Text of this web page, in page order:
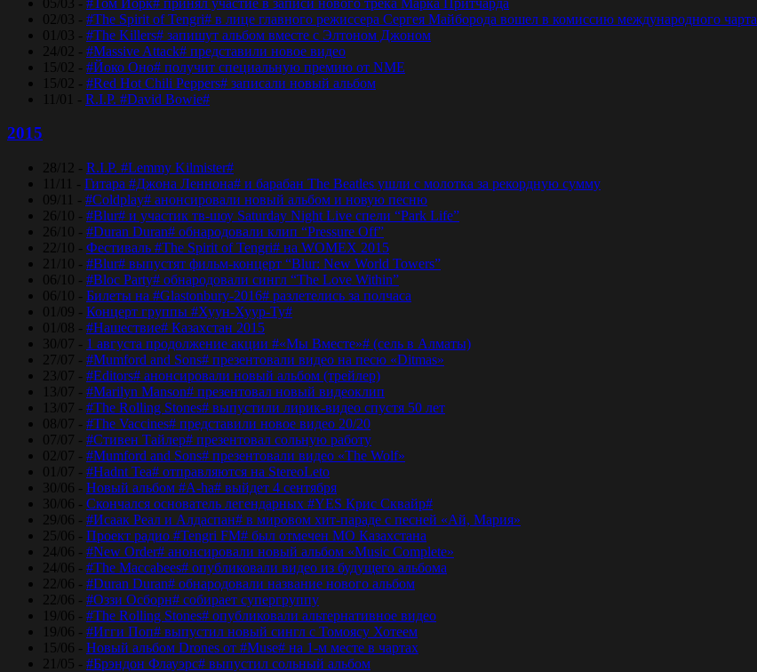
02/03 - #The Spirit of Tengri# в лице главного режиссера Сергея Майборода вошел в комиссию международного чарта
01/03 - #The Killers# запишут альбом вместе с Элтоном Джоном
24/02 - #Massive Attack# представили новое видео
15/02 - #Йоко Оно# получит специальную премию от NME
15/02 - #Red Hot Chili Peppers# записали новый альбом
11/01 - R.I.P. #David Bowie#
2015
28/12 - R.I.P. #Lemmy Kilmister#
11/11 - Гитара #Джона Леннона# и барабан The Beatles ушли с молотка за рекордную сумму
09/11 - #Coldplay# анонсировали новый альбом и новую песню
26/10 - #Blur# и участик тв-шоу Saturday Night Live спели “Park Life”
26/10 - #Duran Duran# обнародовали клип “Pressure Off”
22/10 - Фестиваль #The Spirit of Tengri# на WOMEX 2015
21/10 - #Blur# выпустят фильм-концерт “Blur: New World Towers”
06/10 - #Bloc Party# обнародовали сингл “The Love Within”
06/10 - Билеты на #Glastonbury-2016# разлетелись за полчаса
01/09 - Концерт группы #Хуун-Хуур-Ту#
01/08 - #Нашествие# Казахстан 2015
30/07 - 1 августа продолжение акции #«Мы Вместе»# (сель в Алматы)
27/07 - #Mumford and Sons# презентовали видео на песю «Ditmas»
23/07 - #Editors# анонсировали новый альбом (трейлер)
13/07 - #Marilyn Manson# презентовал новый видеоклип
13/07 - #The Rolling Stones# выпустили лирик-видео спустя 50 лет
08/07 - #The Vaccines# представили новое видео 20/20
07/07 - #Стивен Тайлер# презентовал сольную работу
02/07 - #Mumford and Sons# презентовали видео «The Wolf»
01/07 - #Hadnt Tea# отправляются на StereoLeto
30/06 - Новый альбом #A-ha# выйдет 4 сентября
30/06 - Скончался основатель легендарных #YES Крис Сквайр#
29/06 - #Исаак Реал и Алдаспан# в мировом хит-параде с песней «Ай, Мария»
25/06 - Проект радио #Tengri FM# был отмечен МО Казахстана
24/06 - #New Order# анонсировали новый альбом «Music Complete»
24/06 - #The Maccabees# опубликовали видео из будущего альбома
22/06 - #Duran Duran# обнародовали название нового альбом
22/06 - #Оззи Осборн# собирает супергруппу
19/06 - #The Rolling Stones# опубликовали альтернативное видео
19/06 - #Игги Поп# выпустил новый сингл с Томоясу Хотеем
15/06 - Новый альбом Drones от #Muse# на 1-м месте в чартах
21/05 - #Брэндон Флауэрс# выпустил сольный альбом